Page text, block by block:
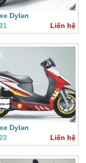
Dylan
Liên hệ
Dylan
Liên hệ